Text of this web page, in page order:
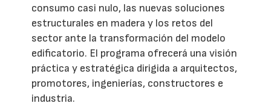
consumo casi nulo, las nuevas soluciones
estructurales en madera y los retos del
sector ante la transformación del modelo
edificatorio. El programa ofrecerá una visión
práctica y estratégica dirigida a arquitectos,
promotores, ingenierías, constructores e
industria.